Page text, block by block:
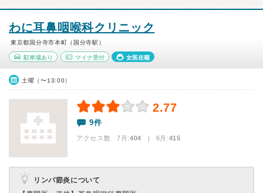
わに耳鼻咽喉科クリニック
東京都国分寺市本町（国分寺駅）
駐車場あり マイナ受付 女医在籍
土曜（〜13:00）
2.77
9件
アクセス数 7月:404 | 6月:415
リンパ節炎について